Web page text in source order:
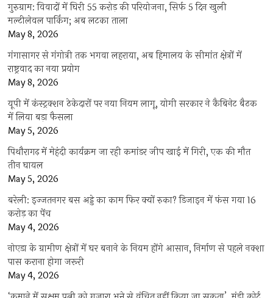
गुरुग्राम: विवादों में घिरी 55 करोड़ की परियोजना, सिर्फ 5 दिन खुली
मल्टीलेवल पार्किंग; अब लटका ताला
May 8, 2026
गंगासागर से गंगोत्री तक भगवा लहराया, अब हिमालय के सीमांत क्षेत्रों में
राष्ट्रवाद का नया प्रयोग
May 8, 2026
यूपी में कंस्ट्रक्शन ठेकेदारों पर नया नियम लागू, योगी सरकार ने कैबिनेट बैठक
में लिया बड़ा फैसला
May 5, 2026
पिथौरागढ़ में मेहंदी कार्यक्रम जा रही कमांडर जीप खाई में गिरी, एक की मौत
तीन घायल
May 5, 2026
बरेली: इज्जतनगर बस अड्डे का काम फिर क्यों रुका? डिजाइन में फंस गया 16
करोड़ का पेंच
May 4, 2026
नोएडा के ग्रामीण क्षेत्रों में घर बनाने के नियम होंगे आसान, निर्माण से पहले नक्शा
पास कराना होगा जरूरी
May 4, 2026